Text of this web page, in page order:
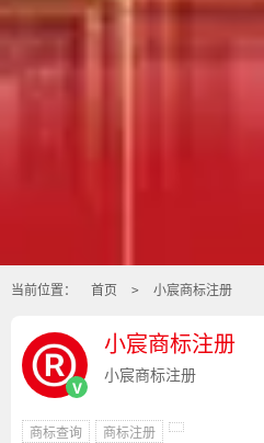
当前位置： 首页 > 小宸商标注册
v
小宸商标注册
小宸商标注册
商标查询 商标注册